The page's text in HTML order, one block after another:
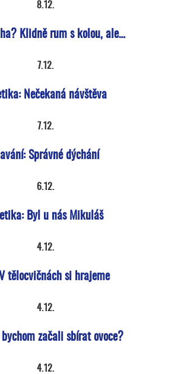
8.12.
Klidně rum s kolou, ale…
7.12.
Nečekaná návštěva
7.12.
Správné dýchání
6.12.
Byl u nás Mikuláš
4.12.
tělocvičnách si hrajeme
4.12.
bychom začali sbírat ovoce?
4.12.